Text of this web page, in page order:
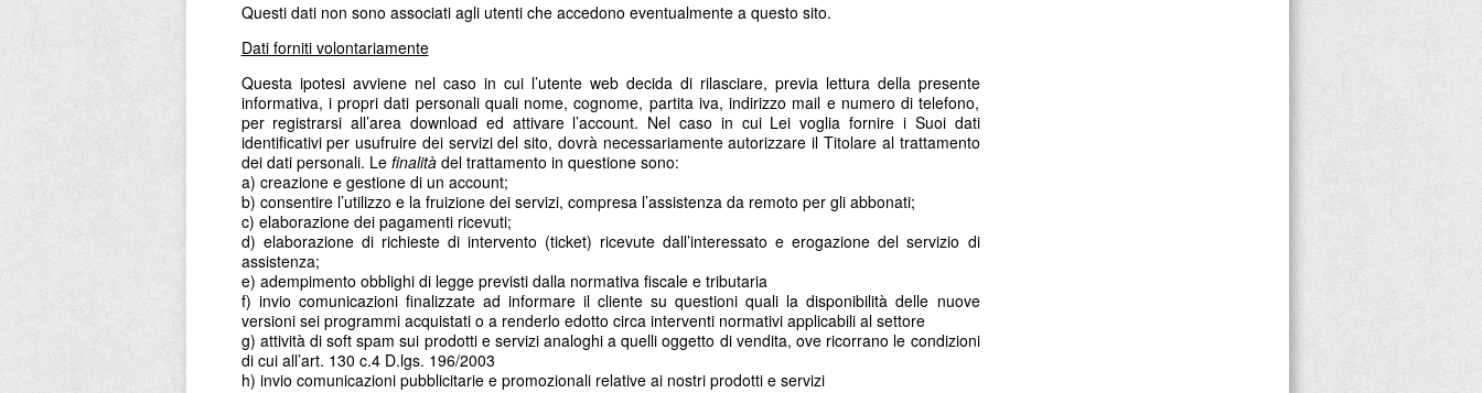
Questi dati non sono associati agli utenti che accedono eventualmente a questo sito.
Dati forniti volontariamente
Questa ipotesi avviene nel caso in cui l’utente web decida di rilasciare, previa lettura della presente
informativa, i propri dati personali quali nome, cognome, partita iva, indirizzo mail e numero di telefono,
per registrarsi all’area download ed attivare l’account. Nel caso in cui Lei voglia fornire i Suoi dati
identificativi per usufruire dei servizi del sito, dovrà necessariamente autorizzare il Titolare al trattamento
dei dati personali. Le finalitàdel trattamento in questione sono:
a) creazione e gestione di un account;
b) consentire l’utilizzo e la fruizione dei servizi, compresa l’assistenza da remoto per gli abbonati;
c) elaborazione dei pagamenti ricevuti;
d) elaborazione di richieste di intervento (ticket) ricevute dall’interessato e erogazione del servizio di
assistenza;
e) adempimento obblighi di legge previsti dalla normativa fiscale e tributaria
f) invio comunicazioni finalizzate ad informare il cliente su questioni quali la disponibilità delle nuove
versioni sei programmi acquistati o a renderlo edotto circa interventi normativi applicabili al settore
g) attività di soft spam sui prodotti e servizi analoghi a quelli oggetto di vendita, ove ricorrano le condizioni
di cui all’art. 130 c.4 D.lgs. 196/2003
h) invio comunicazioni pubblicitarie e promozionali relative ai nostri prodotti e servizi